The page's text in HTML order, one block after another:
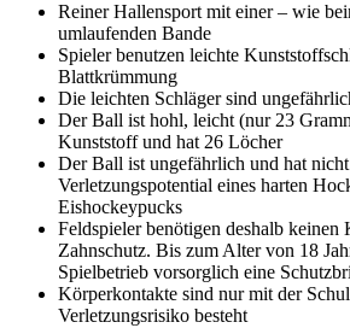
Reiner Hallensport mit einer – wie
umlaufenden Bande
Spieler benutzen leichte
Blattkrümmung
Die leichten Schläger sind
Der Ball ist hohl, leicht (nur 23
Kunststoff und hat 26 Löcher
Der Ball ist ungefährlich und hat nicht
Verletzungspotential eines harten
Eishockeypucks
Feldspieler benötigen deshalb keinen
Zahnschutz. Bis zum Alter von 18
Spielbetrieb vorsorglich eine
Körperkontakte sind nur mit der
Verletzungsrisiko besteht